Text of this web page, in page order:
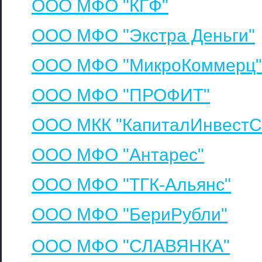
ООО МФО "КГФ"
ООО МФО "Экстра Деньги"
ООО МФО "МикроКоммерц"
ООО МФО "ПРОФИТ"
ООО МКК
ООО МФО "Антарес"
ООО МФО "ТГК-Альянс"
ООО МФО "БериРубли"
ООО МФО "СЛАВЯНКА"